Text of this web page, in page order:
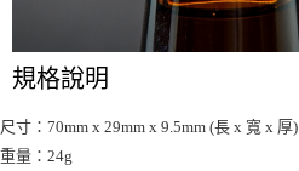
規格說明
尺寸：70mm x 29mm x 9.5mm (長 x 寬 x 厚)
重量：24g